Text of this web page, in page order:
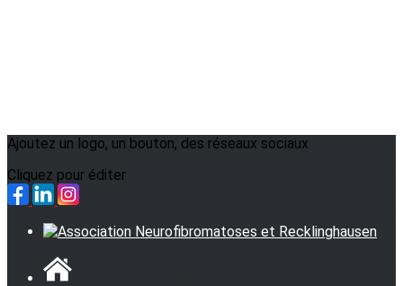
Ajoutez un logo, un bouton, des réseaux sociaux
Cliquez pour éditer